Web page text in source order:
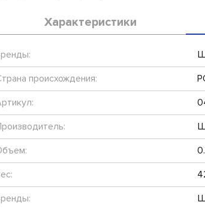
Характеристики
происхождения: